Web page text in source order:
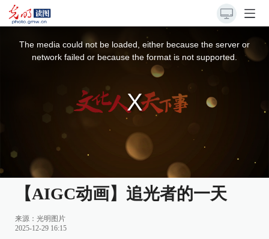
The media could not be loaded, either because the server or
network failed or because the format is not supported.
【AIGC动画】追光者的一天
来源： 光明图片
2025-12-29 16:15